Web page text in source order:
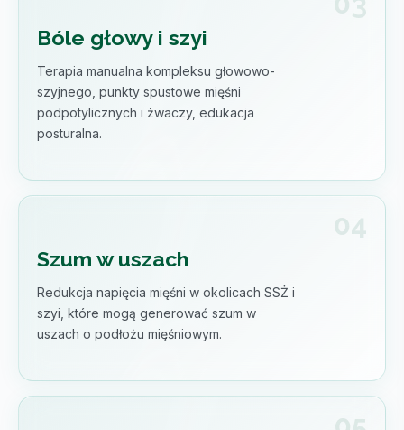
Bóle głowy i szyi
Terapia manualna kompleksu głowowo-
szyjnego, punkty spustowe mięśni
podpotylicznych i żwaczy, edukacja
posturalna.
Szum w uszach
Redukcja napięcia mięśni w okolicach SSŻ i
szyi, które mogą generować szum w
uszach o podłożu mięśniowym.